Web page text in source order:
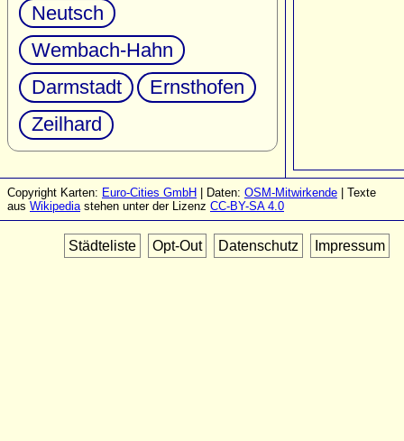
Neutsch
Wembach-Hahn
Darmstadt
Ernsthofen
Zeilhard
Copyright Karten: Euro-Cities GmbH | Daten: OSM-Mitwirkende | Texte
aus Wikipediastehen unter der Lizenz CC-BY-SA 4.0
Städteliste Opt-Out Datenschutz Impressum